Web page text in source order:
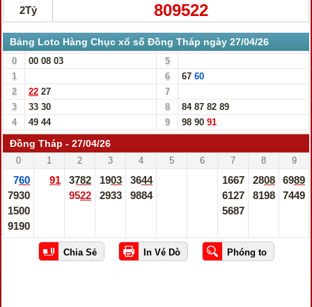
2Tỷ 809522
Bảng Loto Hàng Chục xổ số Đồng Tháp ngày 27/04/26
0 00 08 03
5
1
6 67 60
2
22 27
7
3
33 30 8 84 87 82 89
4
49 44 9 98 90 91
Đồng Tháp - 27/04/26
0 1 2 3 4 5 6 7 8 9
760
7930
1500
9190
91
3782
9522
1903
2933
3644
9884
1667
6127
5687
2808
8198
6989
7449